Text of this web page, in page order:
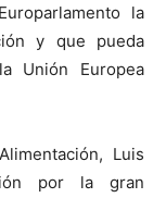
la
y que pueda
Unión Europea
Luis
por la gran